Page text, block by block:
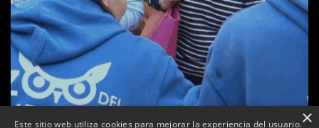
×
Este sitio web utiliza cookies para mejorar la experiencia del usuario.